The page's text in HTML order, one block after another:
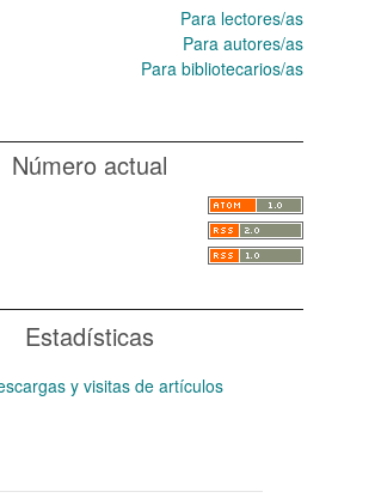
Para lectores/as
Para autores/as
Para bibliotecarios/as
Número actual
Estadísticas
y visitas de artículos